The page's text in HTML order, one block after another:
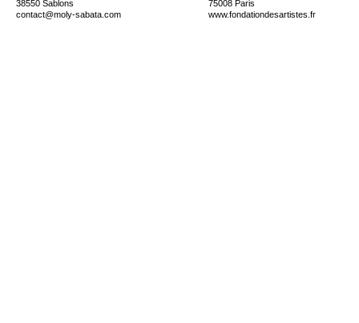
38550 Sablons
contact@moly-sabata.com
75008 Paris
www.fondationdesartistes.fr